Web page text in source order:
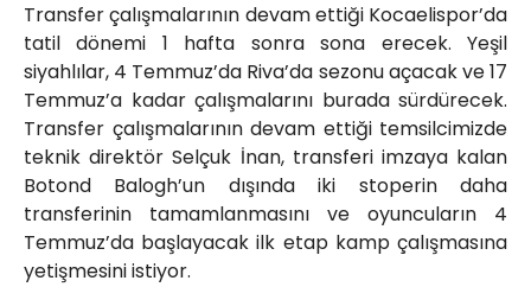
Transfer çalışmalarının devam ettiği Kocaelispor’da
tatil dönemi 1 hafta sonra sona erecek. Yeşil
siyahlılar, 4 Temmuz’da Riva’da sezonu açacak ve 17
Temmuz’a kadar çalışmalarını burada sürdürecek.
Transfer çalışmalarının devam ettiği temsilcimizde
teknik direktör Selçuk İnan, transferi imzaya kalan
Botond Balogh’un dışında iki stoperin daha
transferinin tamamlanmasını ve oyuncuların 4
Temmuz’da başlayacak ilk etap kamp çalışmasına
yetişmesini istiyor.